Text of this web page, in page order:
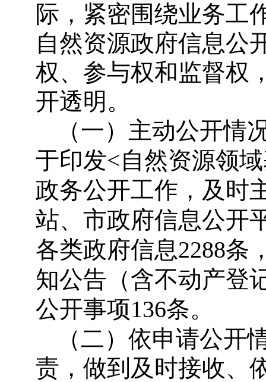
际，紧密围绕业务工
自然资源政府信息公
权、参与权和监督权
开透明。
（一）主动公开情
于印发<自然资源领
政务公开工作，及时
站、市政府信息公开
各类政府信息2288条
知公告（含不动产登
公开事项136条。
（二）依申请公开
责，做到及时接收、